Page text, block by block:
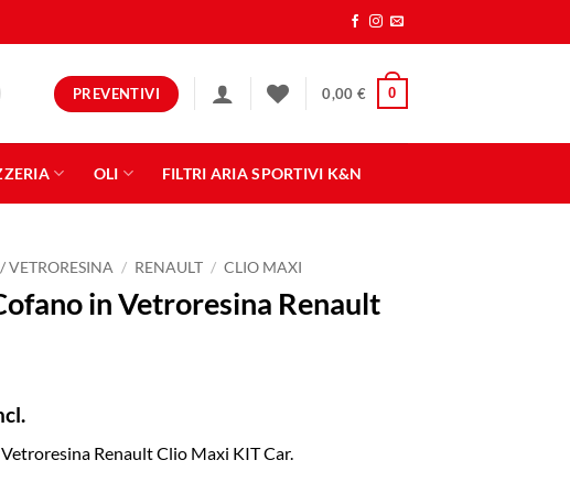
PREVENTIVI 0,00 € 0
OLI FILTRI ARIA SPORTIVI K&N
VETRORESINA / RENAULT / CLIO MAXI
in Vetroresina Renault
Renault Clio Maxi KIT Car.